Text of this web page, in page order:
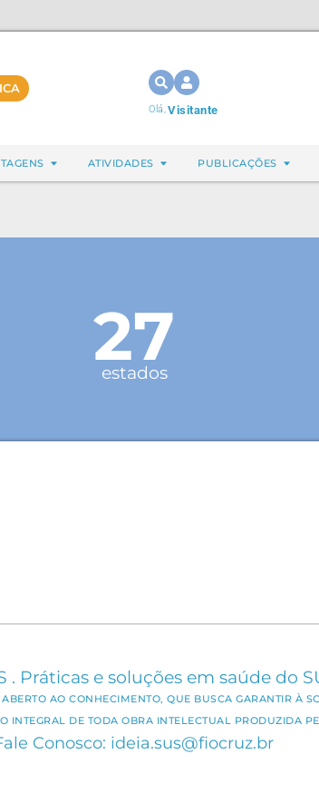
Olá,Visitante
ATIVIDADES PUBLICAÇÕES
27
estados
. Práticas e soluções em saúde do
AO CONHECIMENTO, QUE BUSCA GARANTIR À
INTEGRAL DE TODA OBRA INTELECTUAL PRODUZIDA
Conosco: ideia.sus@fiocruz.br